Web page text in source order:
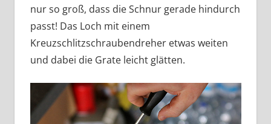
nur so groß, dass die Schnur gerade hindurch
passt! Das Loch mit einem
Kreuzschlitzschraubendreher etwas weiten
und dabei die Grate leicht glätten.